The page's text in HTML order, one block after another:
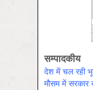
सम्पादकीय
देश में चल रही
मौसम में सरकार